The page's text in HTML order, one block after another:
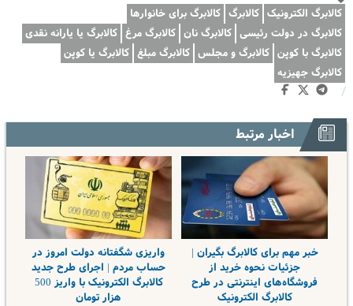
کالابرگ الکترونیک کالابرگ کالابرگ برای خانوارها
کالابرگ در دولت رئیسی کالابرگ نان کالابرگ مرغ کالابرگ یا یارانه نقدی
کالابرگ با کوپن کالابرگ و مجلس کالابرگ مبلغ کالابرگ یا کوپن
کالابرگ جهیزیه
/
اخبار مرتبط
خبر مهم برای کالابرگ بگیران |
جزئیات نحوه خرید از
فروشگاه‌های اینترنتی در طرح
کالابرگ الکترونیک
واریزی شگفتانه دولت امروز در
حساب مردم | اجرای طرح جدید
کالابرگ الکترونیک با واریز 500
هزار تومان